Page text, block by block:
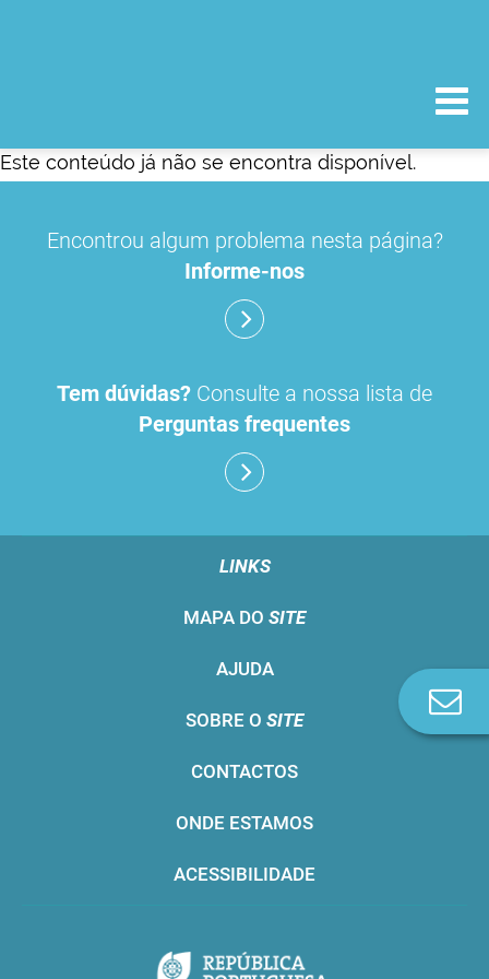
Este conteúdo já não se encontra disponível.
Encontrou algum problema nesta página?
Informe-nos
Tem dúvidas? Consulte a nossa lista de
Perguntas frequentes
LINKS
MAPA DO SITE
AJUDA
SOBRE O SITE
CONTACTOS
ONDE ESTAMOS
ACESSIBILIDADE